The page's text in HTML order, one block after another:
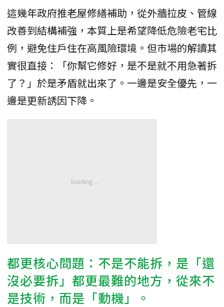
這幾年政府推老屋修繕補助，從外牆拉皮、管線
改善到結構補強，本質上是希望降低危險老宅比
例，避免住戶住在高風險環境。但市場的解讀其
實很直接：「你幫它修好，是不是就不用急著拆
了？」於是矛盾就出來了。一邊是安全優先，一
邊是更新誘因下降。
都更核心問題：不是不能拆，是「還
沒必要拆」都更最難的地方，從來不
是技術，而是「動機」。